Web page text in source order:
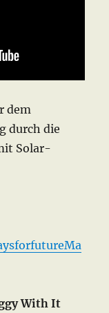
dem
durch die
Solar-
With It